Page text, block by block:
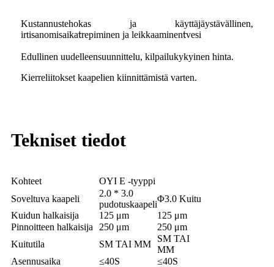
Kustannustehokas ja käyttäjäystävällinen,
irtisanomisaikatrepiminen ja leikkaaminentvesi
Edullinen uudelleensuunnittelu, kilpailukykyinen hinta.
Kierreliitokset kaapelien kiinnittämistä varten.
Tekniset tiedot
Kohteet
OYI E -tyyppi
Soveltuva kaapeli
2.0 * 3.0
pudotuskaapeli
Φ3.0 Kuitu
Kuidun halkaisija
125 μm
125 μm
Pinnoitteen halkaisija
250 μm
250 μm
Kuitutila
SM TAI MM
SM TAI
MM
Asennusaika
≤40S
≤40S